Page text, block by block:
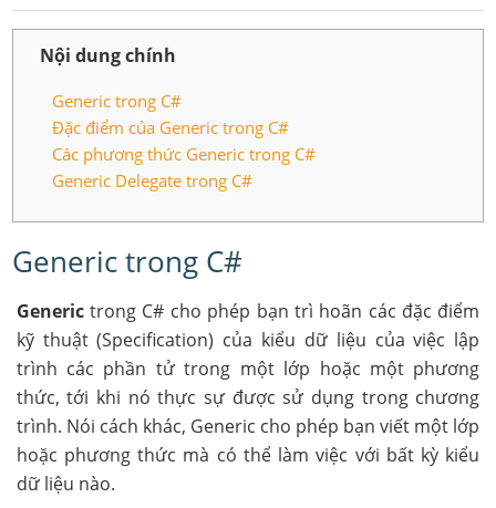
Nội dung chính
Generic trong C#
Đặc điểm của Generic trong C#
Các phương thức Generic trong C#
Generic Delegate trong C#
Generic trong C#
Generictrong C# cho phép bạn trì hoãn các đặc điểm
kỹ thuật (Specification) của kiểu dữ liệu của việc lập
trình các phần tử trong một lớp hoặc một phương
thức, tới khi nó thực sự được sử dụng trong chương
trình. Nói cách khác, Generic cho phép bạn viết một lớp
hoặc phương thức mà có thể làm việc với bất kỳ kiểu
dữ liệu nào.